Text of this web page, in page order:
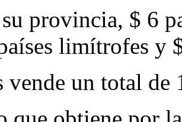
provincia, $ 6
limítrofes y
vende un total de